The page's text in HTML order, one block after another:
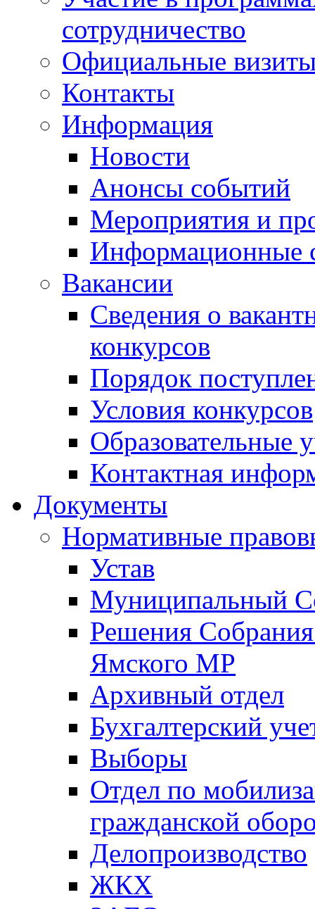
сотрудничество
Официальные
Контакты
Информация
Новости
Анонсы событий
Мероприятия и
Информационные
Вакансии
Сведения о
конкурсов
Порядок
Условия конкурсов
Образовательные
Контактная
Документы
Нормативные
Устав
Муниципальный
Решения
Ямского МР
Архивный отдел
Бухгалтерский
Выборы
Отдел по
гражданской
Делопроизводство
ЖКХ